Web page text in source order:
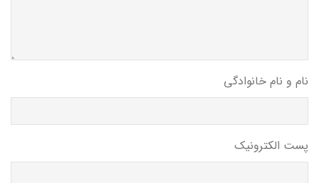
نام و نام خانوادگی
پست الکترونیک